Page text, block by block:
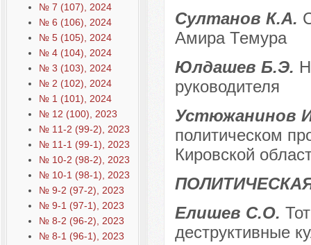
№ 7 (107), 2024
№ 6 (106), 2024
№ 5 (105), 2024
№ 4 (104), 2024
№ 3 (103), 2024
№ 2 (102), 2024
№ 1 (101), 2024
№ 12 (100), 2023
№ 11-2 (99-2), 2023
№ 11-1 (99-1), 2023
№ 10-2 (98-2), 2023
№ 10-1 (98-1), 2023
№ 9-2 (97-2), 2023
№ 9-1 (97-1), 2023
№ 8-2 (96-2), 2023
№ 8-1 (96-1), 2023
Султанов К.А.
Амира Темура
Юлдашев Б.Э.
руководителя
Устюжанинов
политическом
Кировской
Елишев С.О.
деструктивные